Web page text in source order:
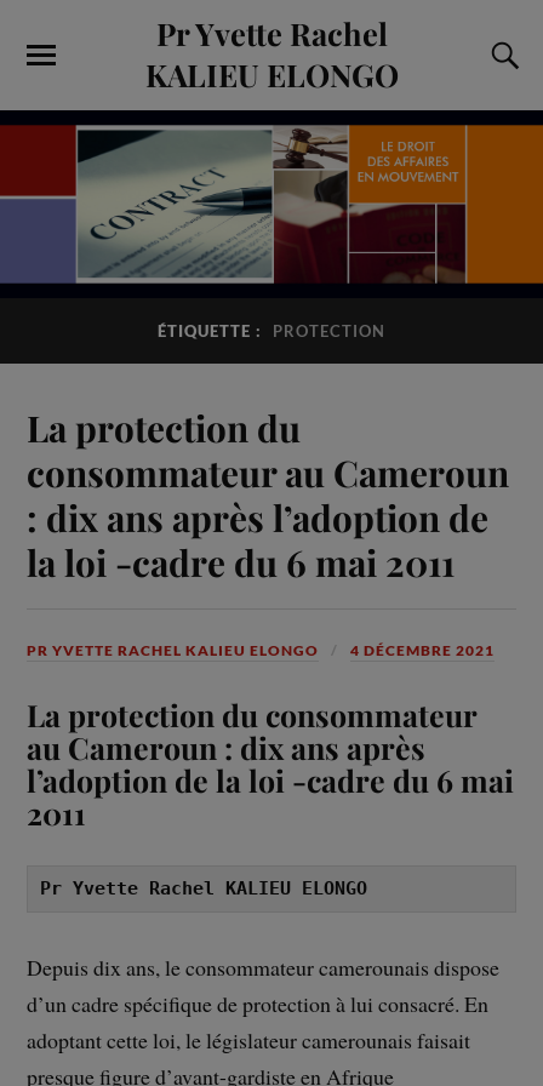
Pr Yvette Rachel
KALIEU ELONGO
ÉTIQUETTE : PROTECTION
La protection du
consommateur au Cameroun
: dix ans après l’adoption de
la loi -cadre du 6 mai 2011
PR YVETTE RACHEL KALIEU ELONGO 4 DÉCEMBRE 2021
La protection du consommateur
au Cameroun : dix ans après
l’adoption de la loi -cadre du 6 mai
2011
Pr Yvette Rachel KALIEU ELONGO
Depuis dix ans, le consommateur camerounais dispose
d’un cadre spécifique de protection à lui consacré. En
adoptant cette loi, le législateur camerounais faisait
presque figure d’avant-gardiste en Afrique